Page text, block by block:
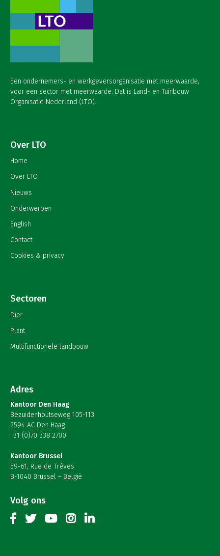
Een ondernemers- en werkgeversorganisatie met meerwaarde,
voor een sector met meerwaarde. Dat is Land- en Tuinbouw
Organisatie Nederland (LTO).
Over LTO
Home
Over LTO
Nieuws
Onderwerpen
English
Contact
Cookies & privacy
Sectoren
Dier
Plant
Multifunctionele landbouw
Adres
Kantoor Den Haag
Bezuidenhoutseweg 105-113
2594 AC Den Haag
+31 (0)70 338 2700
Kantoor Brussel
59-61, Rue de Trèves
B-1040 Brussel – België
Volg ons